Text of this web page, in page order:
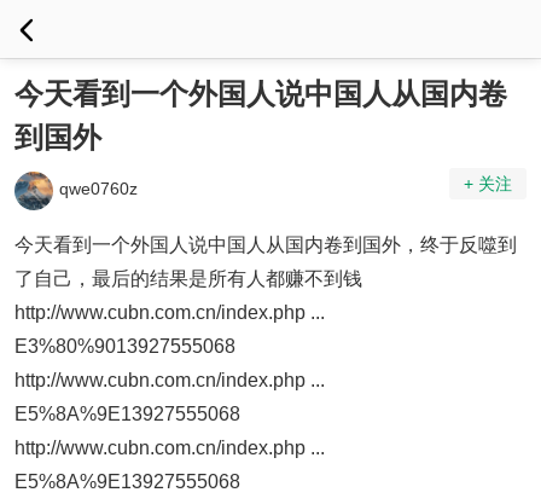
今天看到一个外国人说中国人从国内卷
到国外
qwe0760z + 关注
今天看到一个外国人说中国人从国内卷到国外，终于反噬到
了自己，最后的结果是所有人都赚不到钱
http://www.cubn.com.cn/index.php ...
E3%80%9013927555068
http://www.cubn.com.cn/index.php ...
E5%8A%9E13927555068
http://www.cubn.com.cn/index.php ...
E5%8A%9E13927555068